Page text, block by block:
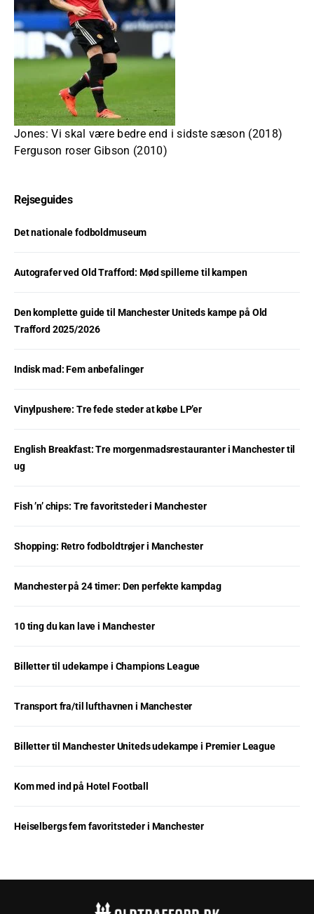
Jones: Vi skal være bedre end i sidste sæson (2018)
Ferguson roser Gibson (2010)
Rejseguides
Det nationale fodboldmuseum
Autografer ved Old Trafford: Mød spillerne til kampen
Den komplette guide til Manchester Uniteds kampe på Old
Trafford 2025/2026
Indisk mad: Fem anbefalinger
Vinylpushere: Tre fede steder at købe LP’er
English Breakfast: Tre morgenmadsrestauranter i Manchester til
ug
Fish ’n’ chips: Tre favoritsteder i Manchester
Shopping: Retro fodboldtrøjer i Manchester
Manchester på 24 timer: Den perfekte kampdag
10 ting du kan lave i Manchester
Billetter til udekampe i Champions League
Transport fra/til lufthavnen i Manchester
Billetter til Manchester Uniteds udekampe i Premier League
Kom med ind på Hotel Football
Heiselbergs fem favoritsteder i Manchester